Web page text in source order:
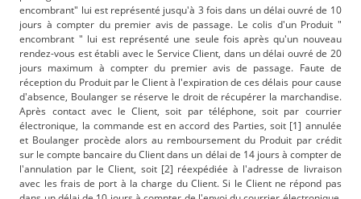
encombrant" lui est représenté jusqu'à 3 fois dans un délai ouvré de 10
jours à compter du premier avis de passage. Le colis d'un Produit "
encombrant " lui est représenté une seule fois après qu'un nouveau
rendez-vous est établi avec le Service Client, dans un délai ouvré de 20
jours maximum à compter du premier avis de passage. Faute de
réception du Produit par le Client à l'expiration de ces délais pour cause
d'absence, Boulanger se réserve le droit de récupérer la marchandise.
Après contact avec le Client, soit par téléphone, soit par courrier
électronique, la commande est en accord des Parties, soit [1] annulée
et Boulanger procède alors au remboursement du Produit par crédit
sur le compte bancaire du Client dans un délai de 14 jours à compter de
l'annulation par le Client, soit [2] réexpédiée à l'adresse de livraison
avec les frais de port à la charge du Client. Si le Client ne répond pas